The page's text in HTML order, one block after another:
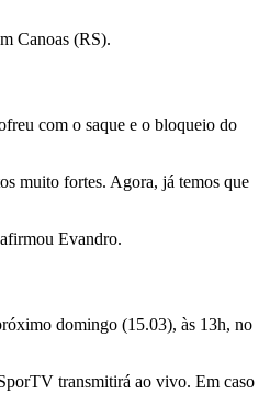
Canoas (RS).
com o saque e o bloqueio do
muito fortes. Agora, já temos que
Evandro.
domingo (15.03), às 13h, no
transmitirá ao vivo. Em caso